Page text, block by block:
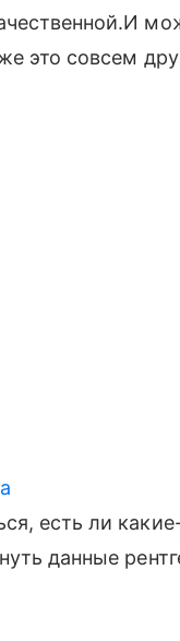
это совсем
есть ли
данные